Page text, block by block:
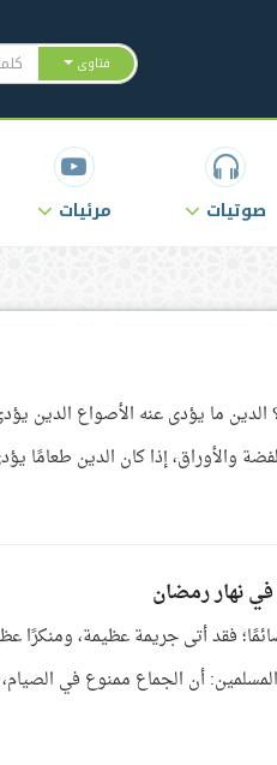
فتاوى
صوتيات مرئيات
ما يؤدى عنه الأصواع الدين
والأوراق، إذا كان الدين طعامًا
نهار رمضان
فقد أتى جريمة عظيمة، ومنكرًا
المسلمين: أن الجماع ممنوع في